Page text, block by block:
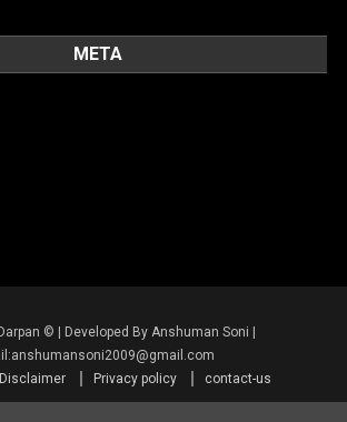
META
Disclaimer Privacy policy contact-us